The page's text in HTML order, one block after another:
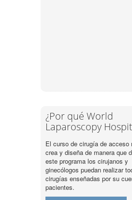
¿Por qué World
Laparoscopy
El curso de cirugía de acceso
crea y diseña de manera que
este programa los cirujanos y
ginecólogos puedan realizar
cirugías enseñadas por su
pacientes.